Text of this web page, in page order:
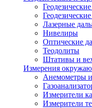
Лазерные
Нивелиры
Оптические
Теодолиты
Штативы и
Измерения
Анемометры и
Измерители
Измерители